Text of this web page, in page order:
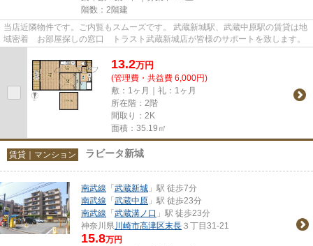
階数：2階建
当店近隣物件です。ご内覧もスムーズです。 武蔵新城駅、武蔵中原駅の賃貸は地
域密着 お部屋探しの窓口 トラスト武蔵新城店が皆様のサポートを致します。
13.2万円
(管理費・共益費 6,000円)
敷：1ヶ月｜礼：1ヶ月
所在階：2階
間取り：2K
面積：35.19㎡
賃貸｜マンション ラビータ新城
南武線 「武蔵新城 」駅 徒歩7分
南武線 「武蔵中原 」駅 徒歩23分
南武線 「武蔵溝ノ口 」駅 徒歩23分
神奈川県川崎市高津区末長 ３丁目31-21
15.8万円